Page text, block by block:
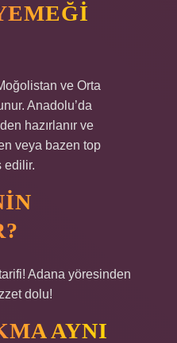
ve Orta
Anadolu’da
hazırlanır ve
veya bazen top
edilir.
Adana yöresinden
dolu!
AYNI